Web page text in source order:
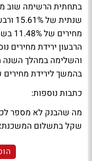
בתחתית הרשימה שוב
בהמשך לירידת מחירים של 2.59% ב-
כתבות נוספות:
שקל בתשלום